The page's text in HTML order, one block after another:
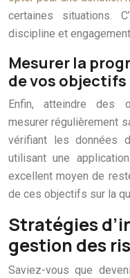
certaines situations.
discipline et
Mesurer la
de vos objectifs
Enfin, atteindre des
mesurer régulièrement
vérifiant les données
utilisant une
excellent moyen de
de ces objectifs sur la
Stratégies
gestion des
Saviez-vous que